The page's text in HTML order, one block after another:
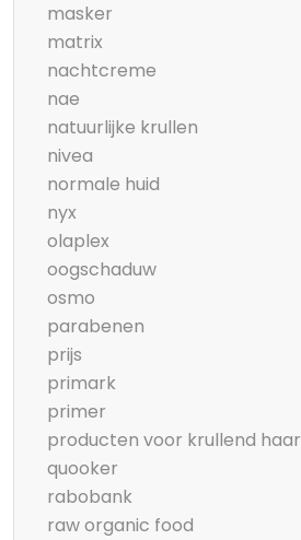
masker
matrix
nachtcreme
nae
natuurlijke krullen
nivea
normale huid
nyx
olaplex
oogschaduw
osmo
parabenen
prijs
primark
primer
producten voor krullend haar
quooker
rabobank
raw organic food